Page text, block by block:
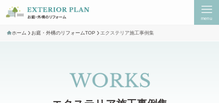
menu
ホーム お庭・外構のリフォームTOP エクステリア施工事例集